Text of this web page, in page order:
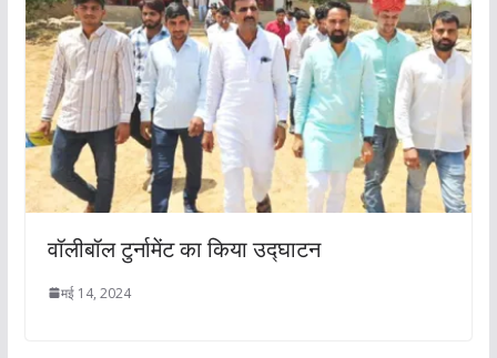
वॉलीबॉल टुर्नामेंट का किया उद्घाटन
मई 14, 2024